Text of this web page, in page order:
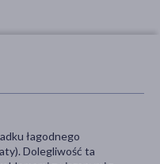
łagodnego
Dolegliwość ta